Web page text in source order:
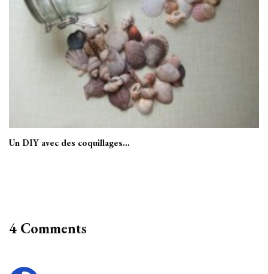
Un DIY avec des coquillages…
4 Comments